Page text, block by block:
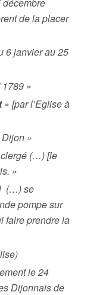
de la placer
6 janvier au 25
»
» [par l’Eglise à
»
clergé (…) [le
»
(…) se
pompe sur
faire prendre la
le 24
Dijonnais de